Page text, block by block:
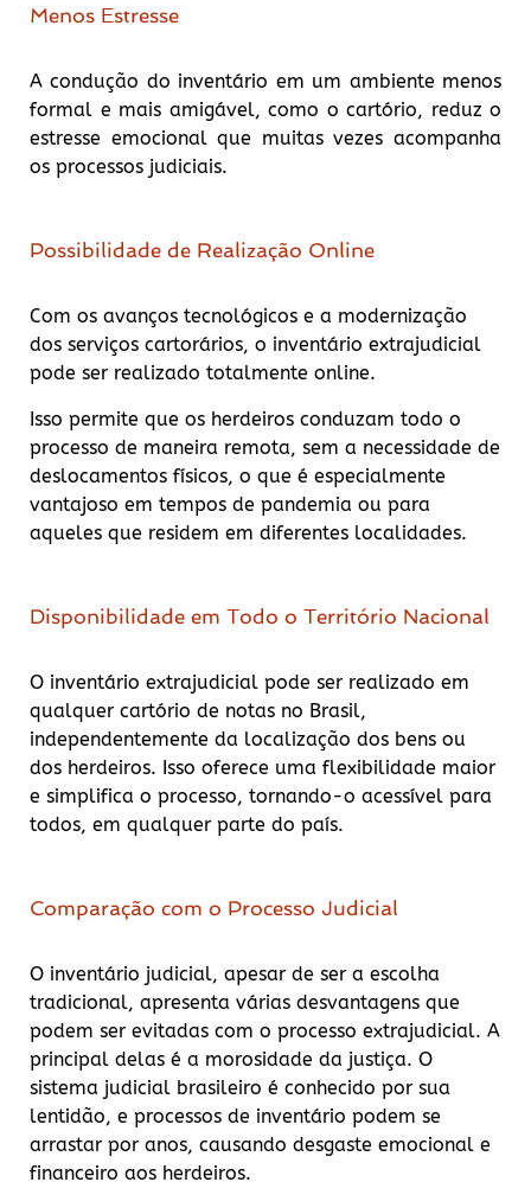
Menos Estresse
A condução do inventário em um ambiente menos
formal e mais amigável, como o cartório, reduz o
estresse emocional que muitas vezes acompanha
os processos judiciais.
Possibilidade de Realização Online
Com os avanços tecnológicos e a modernização
dos serviços cartorários, o inventário extrajudicial
pode ser realizado totalmente online.
Isso permite que os herdeiros conduzam todo o
processo de maneira remota, sem a necessidade de
deslocamentos físicos, o que é especialmente
vantajoso em tempos de pandemia ou para
aqueles que residem em diferentes localidades.
Disponibilidade em Todo o Território Nacional
O inventário extrajudicial pode ser realizado em
qualquer cartório de notas no Brasil,
independentemente da localização dos bens ou
dos herdeiros. Isso oferece uma flexibilidade maior
e simplifica o processo, tornando-o acessível para
todos, em qualquer parte do país.
Comparação com o Processo Judicial
O inventário judicial, apesar de ser a escolha
tradicional, apresenta várias desvantagens que
podem ser evitadas com o processo extrajudicial. A
principal delas é a morosidade da justiça. O
sistema judicial brasileiro é conhecido por sua
lentidão, e processos de inventário podem se
arrastar por anos, causando desgaste emocional e
financeiro aos herdeiros.